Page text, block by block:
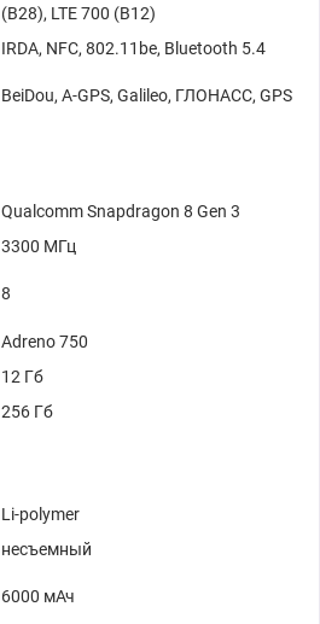
(B28), LTE 700 (B12)
IRDA, NFC, 802.11be, Bluetooth 5.4
BeiDou, A-GPS, Galileo, ГЛОНАСС, GPS
Qualcomm Snapdragon 8 Gen 3
3300 МГц
8
Adreno 750
12 Гб
256 Гб
Li-polymer
несъемный
6000 мАч